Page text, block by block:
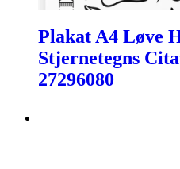
Plakat A4 Løve
Stjernetegns
27296080